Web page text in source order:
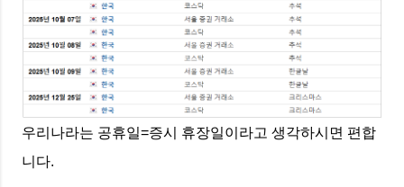
우리나라는 공휴일=증시 휴장일이라고 생각하시면 편합
니다.